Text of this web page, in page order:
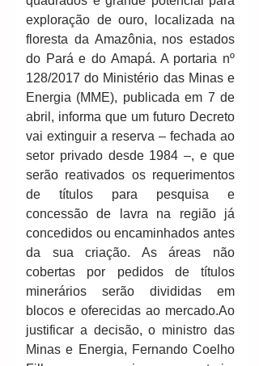
exploração de ouro, localizada na
floresta da Amazônia, nos estados
do Pará e do Amapá. A portaria nº
128/2017 do Ministério das Minas e
Energia (MME), publicada em 7 de
abril, informa que um futuro Decreto
vai extinguir a reserva – fechada ao
setor privado desde 1984 –, e que
serão reativados os requerimentos
de títulos para pesquisa e
concessão de lavra na região já
concedidos ou encaminhados antes
da sua criação. As áreas não
cobertas por pedidos de títulos
minerários serão divididas em
blocos e oferecidas ao mercado.Ao
justificar a decisão, o ministro das
Minas e Energia, Fernando Coelho